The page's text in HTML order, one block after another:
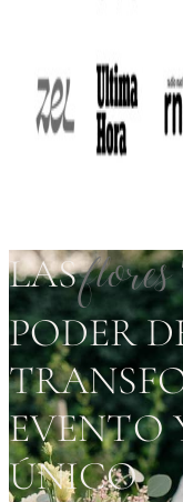
LASflores
PODER
EVENTO
ÚNICO